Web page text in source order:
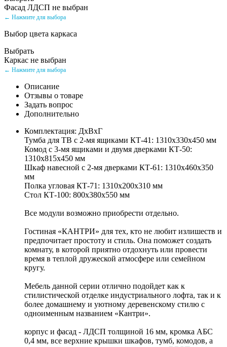
Фасад ЛДСП не выбран
← Нажмите для выбора
Выбор цвета каркаса
Выбрать
Каркас не выбран
← Нажмите для выбора
Описание
Отзывы о товаре
Задать вопрос
Дополнительно
Комплектация: ДхВхГ
Тумба для ТВ с 2-мя ящиками КТ-41: 1310х330х450 мм
Комод с 3-мя ящиками и двумя дверками КТ-50:
1310х815х450 мм
Шкаф навесной с 2-мя дверками КТ-61: 1310х460х350
мм
Полка угловая КТ-71: 1310х200х310 мм
Стол КТ-100: 800х380х550 мм
Все модули возможно приобрести отдельно.
Гостиная «КАНТРИ» для тех, кто не любит излишеств и
предпочитает простоту и стиль. Она поможет создать
комнату, в которой приятно отдохнуть или провести
время в теплой дружеской атмосфере или семейном
кругу.
Мебель данной серии отлично подойдет как к
стилистической отделке индустриального лофта, так и к
более домашнему и уютному деревенскому стилю с
одноименным названием «Кантри».
корпус и фасад - ЛДСП толщиной 16 мм, кромка АБС
0,4 мм, все верхние крышки шкафов, тумб, комодов, а